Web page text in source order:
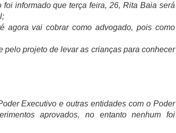
informado que terça feira, 26, Rita Baia será
agora vai cobrar como advogado, pois como
pelo projeto de levar as crianças para conhecer
Executivo e outras entidades com o Poder
aprovados, no entanto nenhum foi